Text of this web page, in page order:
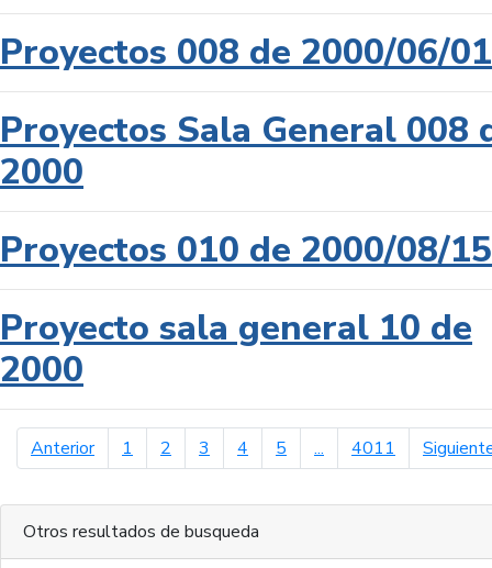
Proyectos 008 de 2000/06/01
Proyectos Sala General 008
2000
Proyectos 010 de 2000/08/15
Proyecto sala general 10 de
2000
Anteriorpágina anterior
1 2 3 4 5 ... 4011
Otros resultados de busqueda